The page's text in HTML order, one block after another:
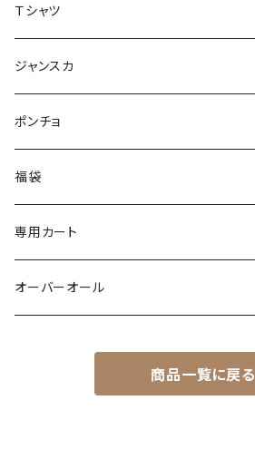
シアー
リブ
ノースリーブ
ポンチョ
ドッキング
異素材
カットソー
カシュクール
ノースリーブ
スリット
フラワー柄
配色
woolコート
パイピング
フェイクレザー
ボア
トレンチコート
シャツ
Gジャン
リブ
スウェット
ダンボール
バルーン
サテン
レザー
Ｔシャツ
ジャンスカ
ポンチョ
福袋
専用カート
オーバーオール
商品一覧に戻る